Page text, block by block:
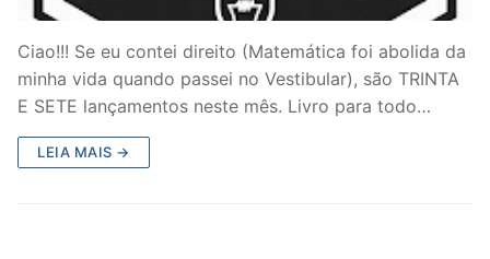
Ciao!!! Se eu contei direito (Matemática foi abolida da
minha vida quando passei no Vestibular), são TRINTA
E SETE lançamentos neste mês. Livro para todo…
LEIA MAIS →